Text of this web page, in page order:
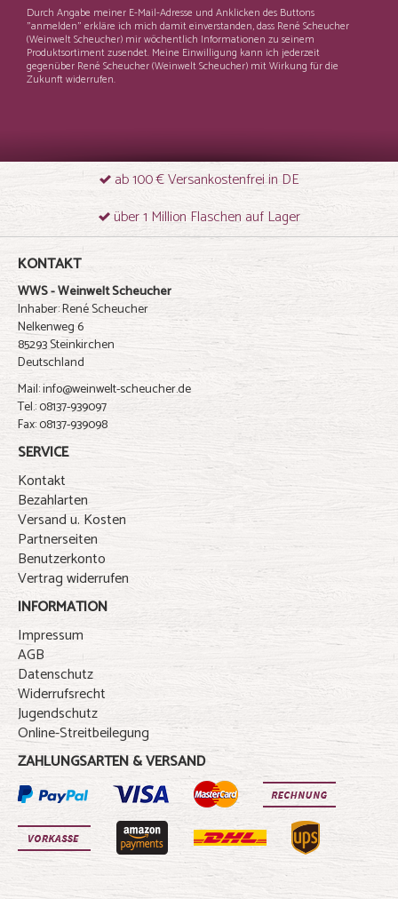
Durch Angabe meiner E-Mail-Adresse und Anklicken des Buttons
"anmelden" erkläre ich mich damit einverstanden, dass René Scheucher
(Weinwelt Scheucher) mir wöchentlich Informationen zu seinem
Produktsortiment zusendet. Meine Einwilligung kann ich jederzeit
gegenüber René Scheucher (Weinwelt Scheucher) mit Wirkung für die
Zukunft widerrufen.
ab 100 € Versankostenfrei in DE
über 1 Million Flaschen auf Lager
KONTAKT
WWS - Weinwelt Scheucher
Inhaber: René Scheucher
Nelkenweg 6
85293 Steinkirchen
Deutschland
Mail: info@weinwelt-scheucher.de
Tel.: 08137-939097
Fax: 08137-939098
SERVICE
Kontakt
Bezahlarten
Versand u. Kosten
Partnerseiten
Benutzerkonto
Vertrag widerrufen
INFORMATION
Impressum
AGB
Datenschutz
Widerrufsrecht
Jugendschutz
Online-Streitbeilegung
ZAHLUNGSARTEN & VERSAND